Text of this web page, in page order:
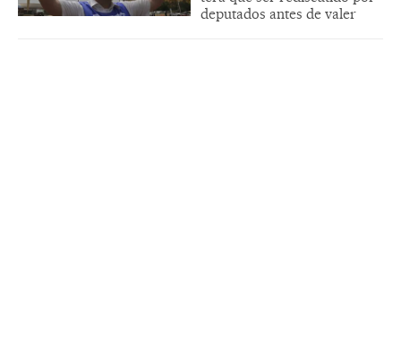
deputados antes de valer